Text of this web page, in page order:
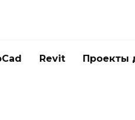
Revit Проекты